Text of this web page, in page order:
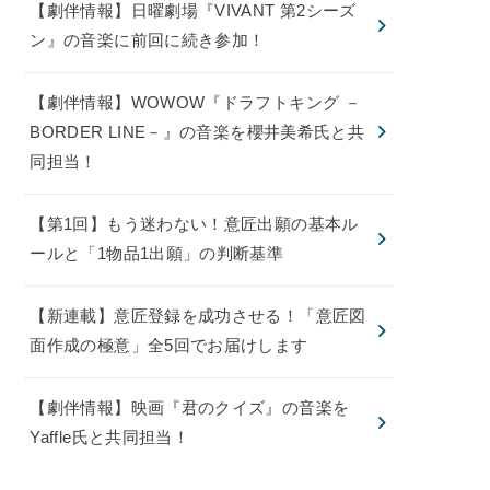
【劇伴情報】日曜劇場『VIVANT 第2シーズ
ン』の音楽に前回に続き参加！
【劇伴情報】WOWOW『ドラフトキング －
BORDER LINE－』の音楽を櫻井美希氏と共
同担当！
【第1回】もう迷わない！意匠出願の基本ル
ールと「1物品1出願」の判断基準
【新連載】意匠登録を成功させる！「意匠図
面作成の極意」全5回でお届けします
【劇伴情報】映画『君のクイズ』の音楽を
Yaffle氏と共同担当！